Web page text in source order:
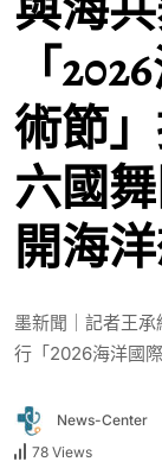
「
術節
六國
開海
墨新聞｜記者王
行「2026海洋國
News-Center
78 Views